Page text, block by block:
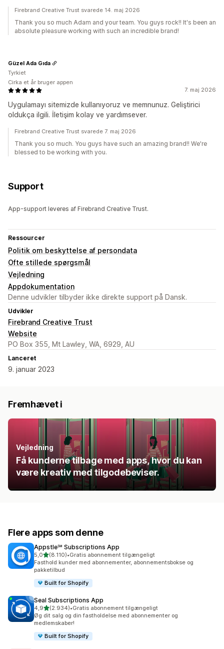
Firebrand Creative Trust svarede 14. maj 2026
Thank you so much Adam and your team. You guys rock!! It's been an
absolute pleasure working with such an incredible brand!
7. maj 2026
Uygulamayı sitemizde kullanıyoruz ve memnunuz. Geliştirici
oldukça ilgili. İletişim kolay ve yardımsever.
Güzel Ada Gıda
Tyrkiet
Cirka et år bruger appen
Firebrand Creative Trust svarede 7. maj 2026
Thank you so much. You guys have such an amazing brand!! We're
blessed to be working with you.
Support
App-support leveres af Firebrand Creative Trust.
Ressourcer
Politik om beskyttelse af persondata
Ofte stillede spørgsmål
Vejledning
Appdokumentation
Denne udvikler tilbyder ikke direkte support på Dansk.
Udvikler
Firebrand Creative Trust
Website
PO Box 355, Mt Lawley, WA, 6929, AU
Lanceret
9. januar 2023
Fremhævet i
Vejledning
Få kunderne tilbage med apps, hvor du kan
være kreativ med tilgodebeviser.
Flere apps som denne
Appstle℠ Subscriptions App
5,0ud af 5 stjerner
(8.110)
8110 anmeldelser i alt
•Gratis abonnement tilgængeligt
Fasthold kunder med abonnementer, abonnementsbokse og
pakketilbud
Built for Shopify
Seal Subscriptions App
4,9ud af 5 stjerner
(2.934)
2934 anmeldelser i alt
•Gratis abonnement tilgængeligt
Øg dit salg og din fastholdelse med abonnementer og
medlemskaber!
Built for Shopify